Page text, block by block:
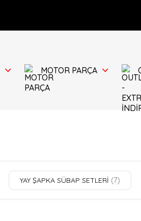
MOTOR PARÇA
YAY ŞAPKA SÜBAP SETLERİ (7)